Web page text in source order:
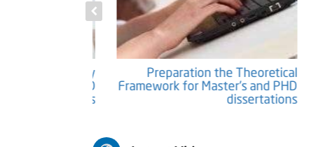
Preparation of the methodology
chapter of master's and PHD
theses